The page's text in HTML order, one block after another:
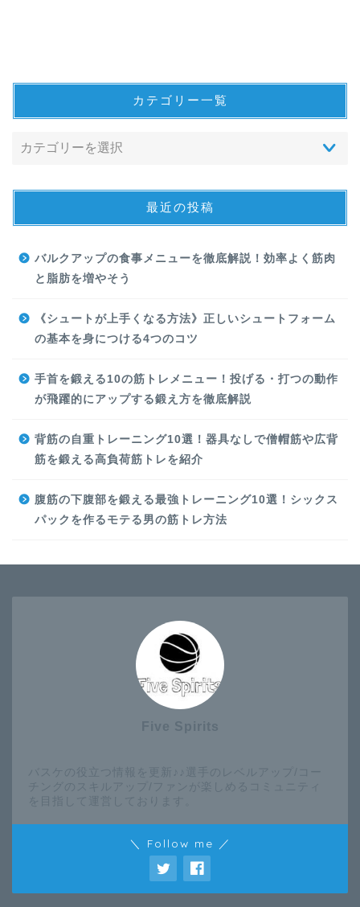
カテゴリー一覧
最近の投稿
バルクアップの食事メニューを徹底解説！効率よく筋肉
と脂肪を増やそう
《シュートが上手くなる方法》正しいシュートフォーム
の基本を身につける4つのコツ
手首を鍛える10の筋トレメニュー！投げる・打つの動作
が飛躍的にアップする鍛え方を徹底解説
背筋の自重トレーニング10選！器具なしで僧帽筋や広背
筋を鍛える高負荷筋トレを紹介
腹筋の下腹部を鍛える最強トレーニング10選！シックス
パックを作るモテる男の筋トレ方法
Five Spirits
バスケの役立つ情報を更新♪♪選手のレベルアップ/コー
チングのスキルアップ/ファンが楽しめるコミュニティ
を目指して運営しております。
＼ Follow me ／